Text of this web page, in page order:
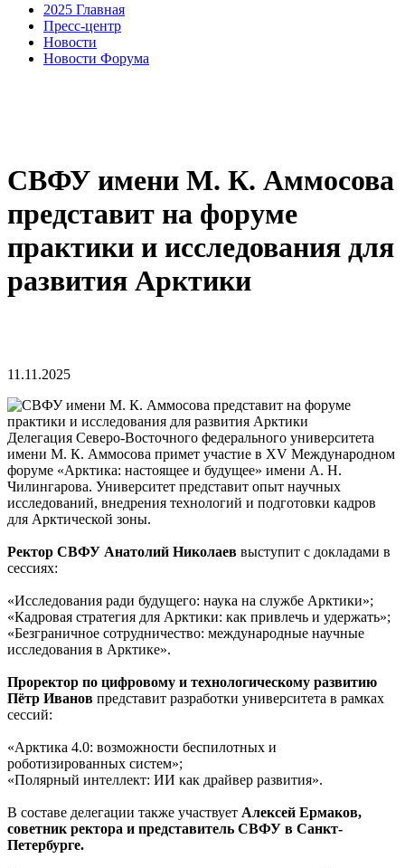
2025 Главная
Пресс-центр
Новости
Новости Форума
СВФУ имени М. К. Аммосова
представит на форуме
практики и исследования для
развития Арктики
11.11.2025
Делегация Северо-Восточного федерального университета
имени М. К. Аммосова примет участие в XV Международном
форуме «Арктика: настоящее и будущее» имени А. Н.
Чилингарова. Университет представит опыт научных
исследований, внедрения технологий и подготовки кадров
для Арктической зоны.
Ректор СВФУ Анатолий Николаев выступит с докладами в
сессиях:
«Исследования ради будущего: наука на службе Арктики»;
«Кадровая стратегия для Арктики: как привлечь и удержать»;
«Безграничное сотрудничество: международные научные
исследования в Арктике».
Проректор по цифровому и технологическому развитию
Пётр Иванов представит разработки университета в рамках
сессий:
«Арктика 4.0: возможности беспилотных и
роботизированных систем»;
«Полярный интеллект: ИИ как драйвер развития».
В составе делегации также участвует Алексей Ермаков,
советник ректора и представитель СВФУ в Санкт-
Петербурге.